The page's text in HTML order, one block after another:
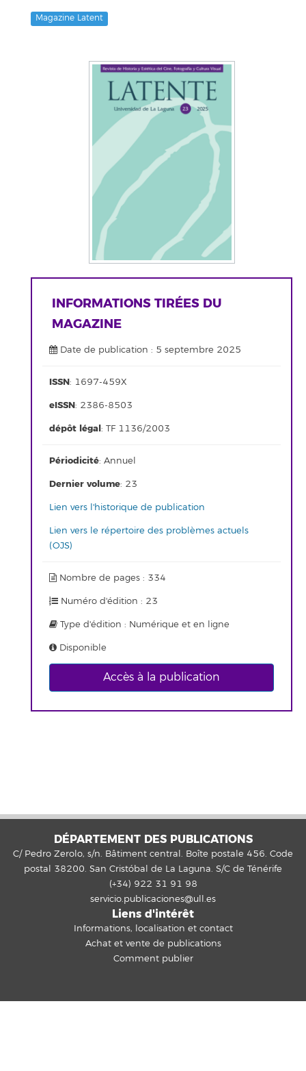
Magazine Latent
INFORMATIONS TIRÉES DU
MAGAZINE
Date de publication : 5 septembre 2025
ISSN: 1697-459X
eISSN: 2386-8503
dépôt légal: TF 1136/2003
Périodicité: Annuel
Dernier volume: 23
Lien vers l'historique de publication
Lien vers le répertoire des problèmes actuels
(OJS)
Nombre de pages : 334
Numéro d'édition : 23
Type d'édition : Numérique et en ligne
Disponible
Accès à la publication
DÉPARTEMENT DES PUBLICATIONS
C/ Pedro Zerolo, s/n. Bâtiment central. Boîte postale 456. Code
postal 38200. San Cristóbal de La Laguna. S/C de Ténérife
(+34) 922 31 91 98
servicio.publicaciones@ull.es
Liens d'intérêt
Informations, localisation et contact
Achat et vente de publications
Comment publier